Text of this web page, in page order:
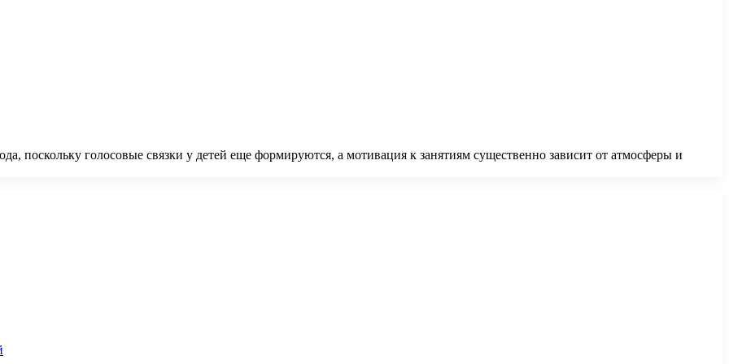
поскольку голосовые связки у детей еще формируются, а мотивация к занятиям существенно зависит от атмосферы и